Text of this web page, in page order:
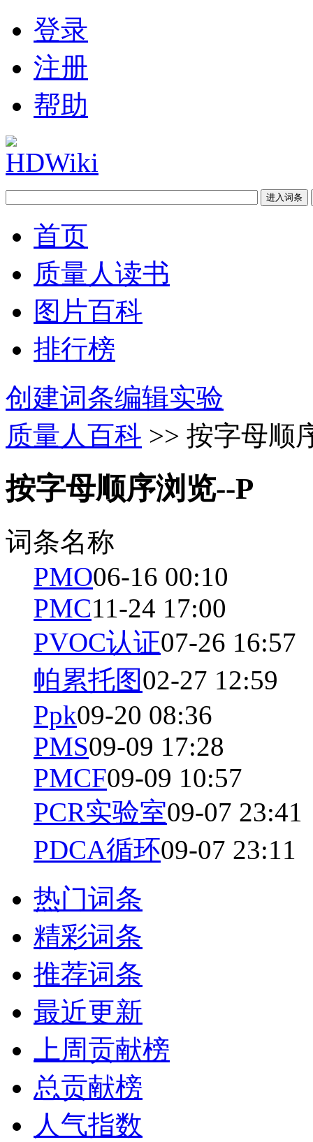
登录
注册
帮助
首页
质量人读书
图片百科
排行榜
创建词条编辑实验
质量人百科 >> 按字母顺
按字母顺序浏览--P
词条名称
PMO06-16 00:10
PMC11-24 17:00
PVOC认证07-26 16:57
帕累托图02-27 12:59
Ppk09-20 08:36
PMS09-09 17:28
PMCF09-09 10:57
PCR实验室09-07 23:41
PDCA循环09-07 23:11
热门词条
精彩词条
推荐词条
最近更新
上周贡献榜
总贡献榜
人气指数